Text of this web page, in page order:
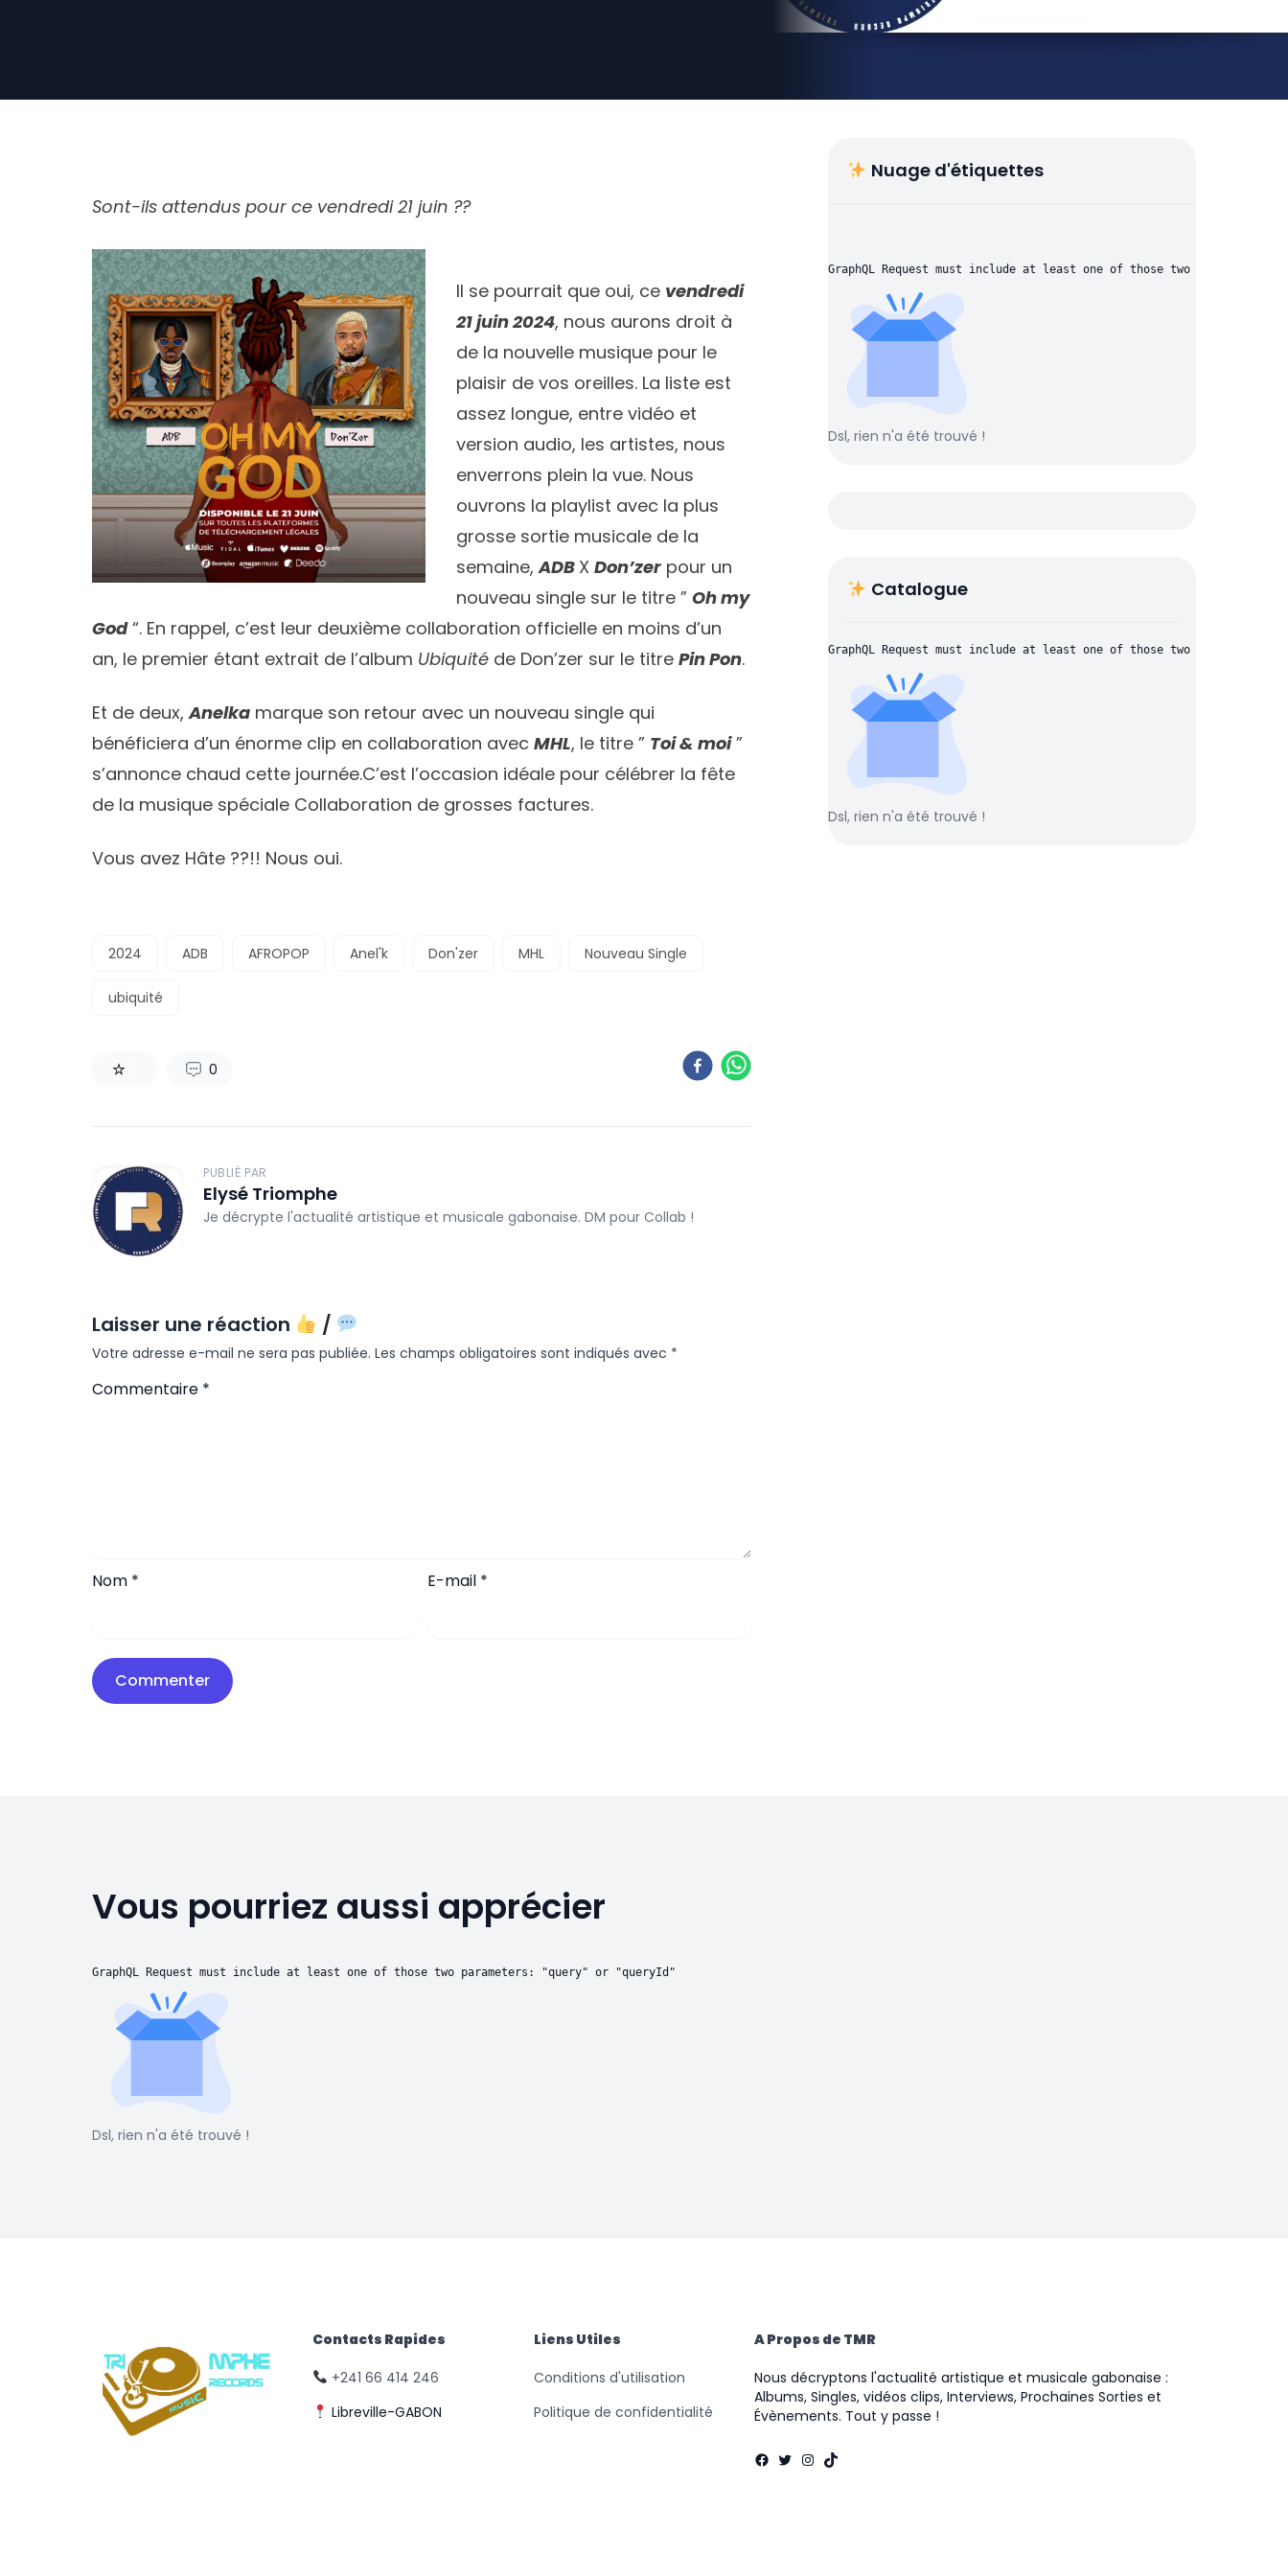
Sont-ils attendus pour ce vendredi 21 juin ??
Il se pourrait que oui, ce vendredi
21 juin 2024, nous aurons droit à
de la nouvelle musique pour le
plaisir de vos oreilles. La liste est
assez longue, entre vidéo et
version audio, les artistes, nous
enverrons plein la vue. Nous
ouvrons la playlist avec la plus
grosse sortie musicale de la
semaine,ADB X Don’zer pour un
nouveau single sur le titre ” Oh my
God“. En rappel, c’est leur deuxième collaboration officielle en moins d’un
an, le premier étant extrait de l’album Ubiquité de Don’zer sur le titre Pin Pon.
Et de deux,Anelka marque son retour avec un nouveau single qui
bénéficiera d’un énorme clip en collaboration avec MHL, le titre ” Toi & moi”
s’annonce chaud cette journée.C’est l’occasion idéale pour célébrer la fête
de la musique spéciale Collaboration de grosses factures.
Vous avez Hâte ??!! Nous oui.
2024 ADB AFROPOP Anel'k Don'zer MHL Nouveau Single
ubiquité
0
PUBLIÉ PAR
Elysé Triomphe
Je décrypte l'actualité artistique et musicale gabonaise. DM pour Collab !
Laisser une réaction /
Votre adresse e-mail ne sera pas publiée. Les champs obligatoires sont indiqués avec *
Commentaire *
Nom * E-mail *
Nuage d'étiquettes
GraphQL Request must include at least one of those two parameters:
Dsl, rien n'a été trouvé !
Catalogue
GraphQL Request must include at least one of those two parameters:
Dsl, rien n'a été trouvé !
Vous pourriez aussi apprécier
GraphQL Request must include at least one of those two parameters: "query" or "queryId"
Dsl, rien n'a été trouvé !
Contacts Rapides
+241 66 414 246
Libreville-GABON
Liens Utiles
Conditions d'utilisation
Politique de confidentialité
A Propos de TMR
Nous décryptons l'actualité artistique et musicale gabonaise :
Albums, Singles, vidéos clips, Interviews, Prochaines Sorties et
Évènements. Tout y passe !
Facebook
Twitter
Instagram
TikTok